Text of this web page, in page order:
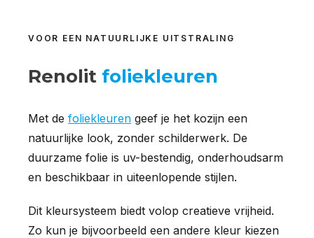
VOOR EEN NATUURLIJKE UITSTRALING
Renolit foliekleuren
Met de foliekleuren geef je het kozijn een
natuurlijke look, zonder schilderwerk. De
duurzame folie is uv-bestendig, onderhoudsarm
en beschikbaar in uiteenlopende stijlen.
Dit kleursysteem biedt volop creatieve vrijheid.
Zo kun je bijvoorbeeld een andere kleur kiezen